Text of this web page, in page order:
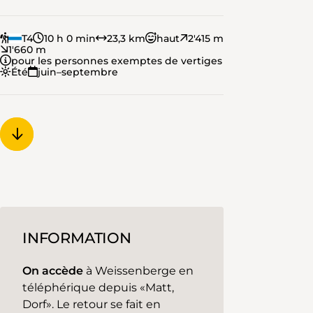
T4 10 h 0 min 23,3 km haut
2'415 m
1'660 m
pour les personnes exemptes de vertiges
Été
juin–septembre
INFORMATION
On accède à Weissenberge en
téléphérique depuis «Matt,
Dorf». Le retour se fait en